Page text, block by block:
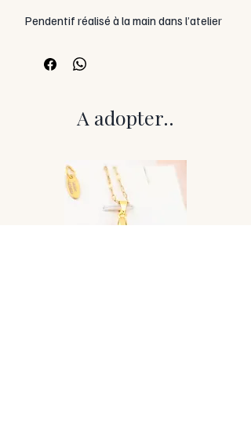
Pendentif réalisé à la main dans l’atelier
Bourgogne).
Monture en acier inoxydable, gage de
Résine pigmentée, avec inclusions pour
un rendu unique.
Chaque pièce est faite main, unique,
résistante à l’eau et garantie un an.
Vendu dans son écrin et son chiffon
A adopter..